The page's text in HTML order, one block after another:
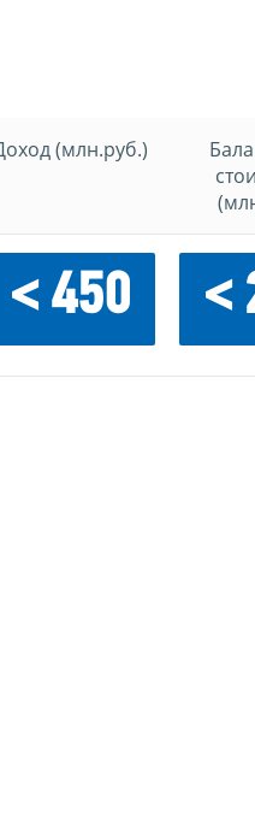
(млн.руб.)
< 450 <